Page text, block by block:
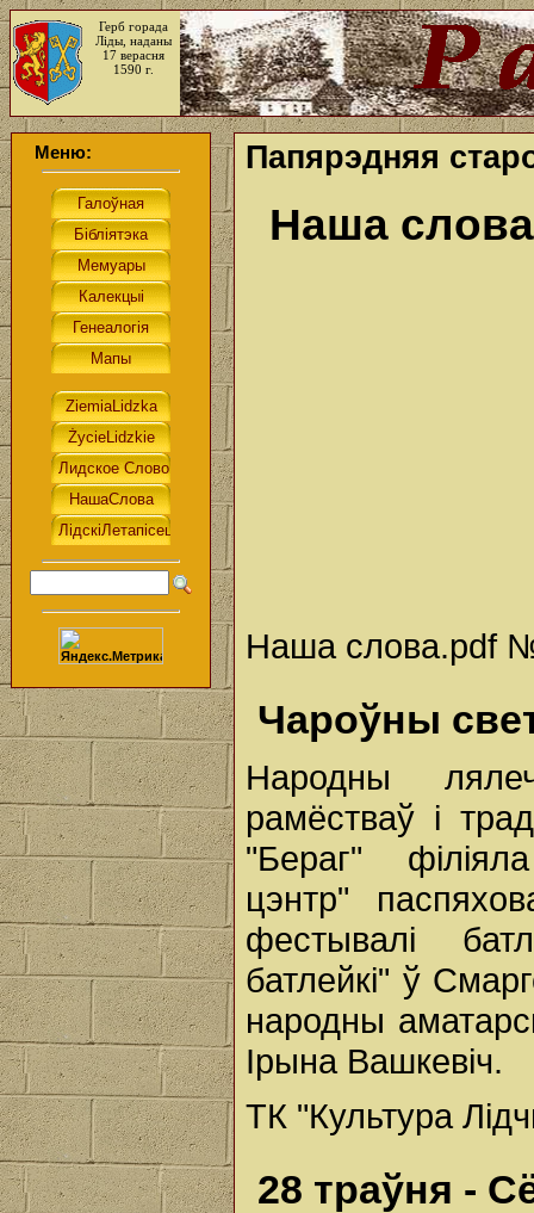
Герб горада
Ліды, наданы
17 верасня
1590 г.
Меню: Папярэдняя
Наша
Наша слова.pdf №
Чароўны
Народны
рамёстваў і
"Бераг"
цэнтр"
фестывалі
батлейкі" ў
народны
Ірына Вашкевіч.
ТК "Культура
28 траўня -